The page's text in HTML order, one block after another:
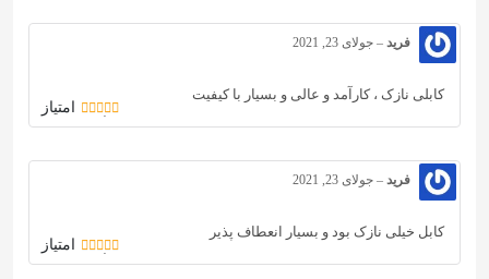
امتیاز
5از 5
فرید– جولای 23, 2021
کابلی نازک ، کارآمد و عالی و بسیار با کیفیت
امتیاز
5از 5
فرید– جولای 23, 2021
کابل خیلی نازک بود و بسیار انعطاف پذیر